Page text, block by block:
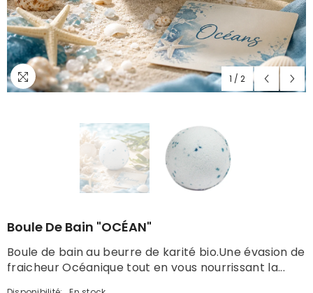
1 / 2
Boule De Bain "OCÉAN"
Boule de bain au beurre de karité bio.Une évasion de
fraicheur Océanique tout en vous nourrissant la...